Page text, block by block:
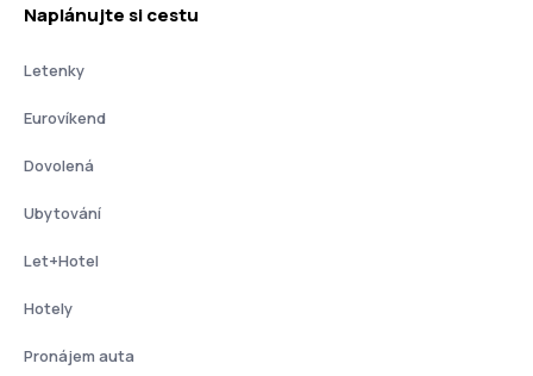
Naplánujte si cestu
Letenky
Eurovíkend
Dovolená
Ubytování
Let+Hotel
Hotely
Pronájem auta